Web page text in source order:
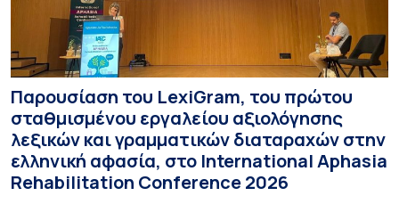
Παρουσίαση του LexiGram, του πρώτου
σταθμισμένου εργαλείου αξιολόγησης
λεξικών και γραμματικών διαταραχών στην
ελληνική αφασία, στο International Aphasia
Rehabilitation Conference 2026